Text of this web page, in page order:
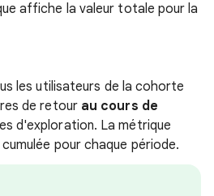
affiche la valeur totale pour la
les utilisateurs de la cohorte
de retour au cours de
d'exploration. La métrique
pour chaque période.